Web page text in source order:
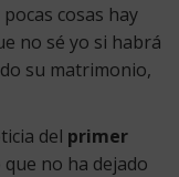
cosas hay
no sé yo si habrá
su matrimonio,
del primer
no ha dejado